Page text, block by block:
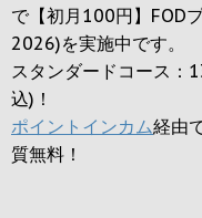
で【初月100円】FOD
2026)を実施中です。
スタンダードコース：
込)！
ポイントインカム経由
質無料！